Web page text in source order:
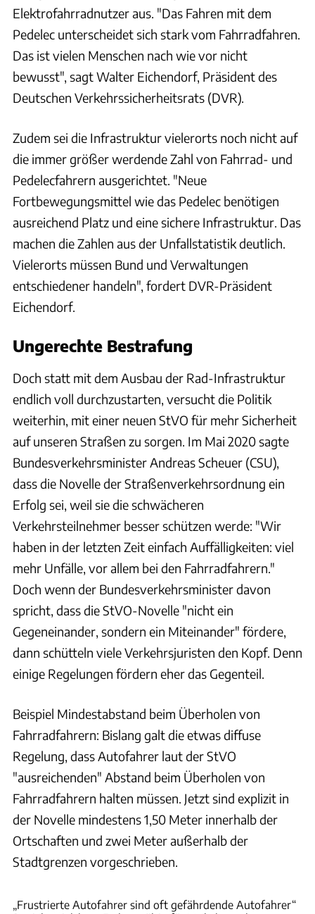
Elektrofahrradnutzer aus. "Das Fahren mit dem
Pedelec unterscheidet sich stark vom Fahrradfahren.
Das ist vielen Menschen nach wie vor nicht
bewusst", sagt Walter Eichendorf, Präsident des
Deutschen Verkehrssicherheitsrats (DVR).
Zudem sei die Infrastruktur vielerorts noch nicht auf
die immer größer werdende Zahl von Fahrrad- und
Pedelecfahrern ausgerichtet. "Neue
Fortbewegungsmittel wie das Pedelec benötigen
ausreichend Platz und eine sichere Infrastruktur. Das
machen die Zahlen aus der Unfallstatistik deutlich.
Vielerorts müssen Bund und Verwaltungen
entschiedener handeln", fordert DVR-Präsident
Eichendorf.
Ungerechte Bestrafung
Doch statt mit dem Ausbau der Rad-Infrastruktur
endlich voll durchzustarten, versucht die Politik
weiterhin, mit einer neuen StVO für mehr Sicherheit
auf unseren Straßen zu sorgen. Im Mai 2020 sagte
Bundesverkehrsminister Andreas Scheuer (CSU),
dass die Novelle der Straßenverkehrsordnung ein
Erfolg sei, weil sie die schwächeren
Verkehrsteilnehmer besser schützen werde: "Wir
haben in der letzten Zeit einfach Auffälligkeiten: viel
mehr Unfälle, vor allem bei den Fahrradfahrern."
Doch wenn der Bundesverkehrsminister davon
spricht, dass die StVO-Novelle "nicht ein
Gegeneinander, sondern ein Miteinander" fördere,
dann schütteln viele Verkehrsjuristen den Kopf. Denn
einige Regelungen fördern eher das Gegenteil.
Beispiel Mindestabstand beim Überholen von
Fahrradfahrern: Bislang galt die etwas diffuse
Regelung, dass Autofahrer laut der StVO
"ausreichenden" Abstand beim Überholen von
Fahrradfahrern halten müssen. Jetzt sind explizit in
der Novelle mindestens 1,50 Meter innerhalb der
Ortschaften und zwei Meter außerhalb der
Stadtgrenzen vorgeschrieben.
„Frustrierte Autofahrer sind oft gefährdende Autofahrer“